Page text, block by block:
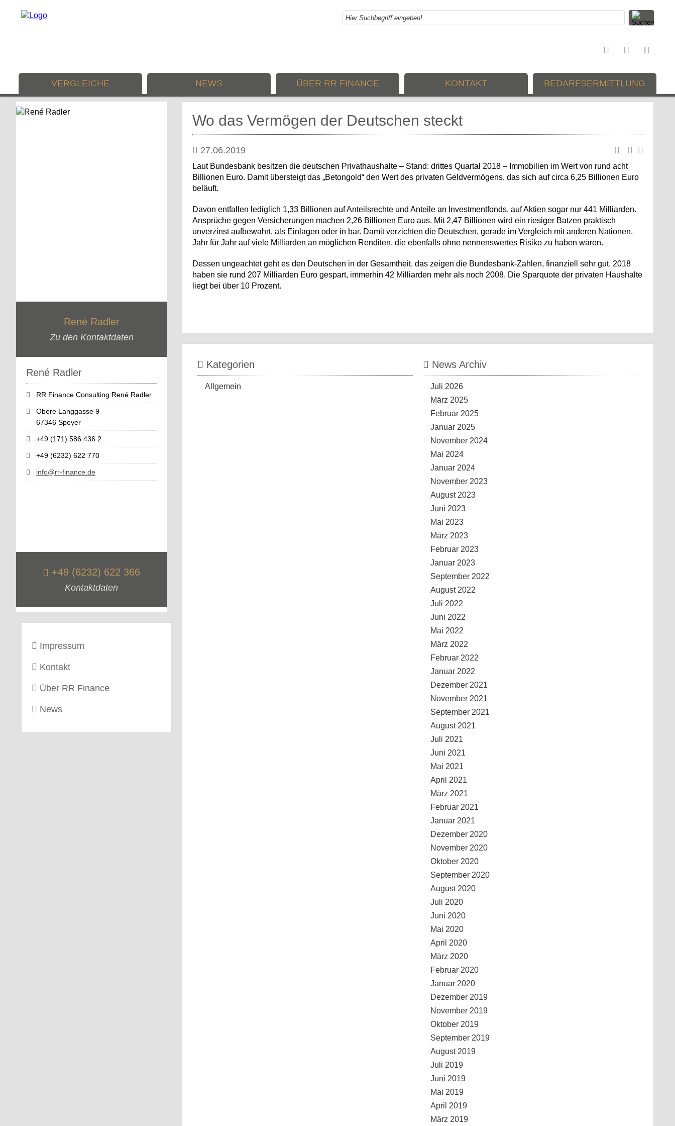
VERGLEICHE NEWS ÜBER RR FINANCE KONTAKT BEDARFSERMITTLUNG
René Radler
Zu den Kontaktdaten
René Radler
RR Finance Consulting René Radler
Obere Langgasse 9
67346 Speyer
+49 (171) 586 436 2
+49 (6232) 622 770
info@rr-finance.de
+49 (6232) 622 366
Kontaktdaten
Impressum
Kontakt
Über RR Finance
News
Wo das Vermögen der Deutschen steckt
27.06.2019
Laut Bundesbank besitzen die deutschen Privathaushalte – Stand: drittes Quartal 2018 – Immobilien im Wert von rund acht
Billionen Euro. Damit übersteigt das „Betongold“ den Wert des privaten Geldvermögens, das sich auf circa 6,25 Billionen Euro
beläuft.
Davon entfallen lediglich 1,33 Billionen auf Anteilsrechte und Anteile an Investmentfonds, auf Aktien sogar nur 441 Milliarden.
Ansprüche gegen Versicherungen machen 2,26 Billionen Euro aus. Mit 2,47 Billionen wird ein riesiger Batzen praktisch
unverzinst aufbewahrt, als Einlagen oder in bar. Damit verzichten die Deutschen, gerade im Vergleich mit anderen Nationen,
Jahr für Jahr auf viele Milliarden an möglichen Renditen, die ebenfalls ohne nennenswertes Risiko zu haben wären.
Dessen ungeachtet geht es den Deutschen in der Gesamtheit, das zeigen die Bundesbank-Zahlen, finanziell sehr gut. 2018
haben sie rund 207 Milliarden Euro gespart, immerhin 42 Milliarden mehr als noch 2008. Die Sparquote der privaten Haushalte
liegt bei über 10 Prozent.
Kategorien
Allgemein
News Archiv
Juli 2026
März 2025
Februar 2025
Januar 2025
November 2024
Mai 2024
Januar 2024
November 2023
August 2023
Juni 2023
Mai 2023
März 2023
Februar 2023
Januar 2023
September 2022
August 2022
Juli 2022
Juni 2022
Mai 2022
März 2022
Februar 2022
Januar 2022
Dezember 2021
November 2021
September 2021
August 2021
Juli 2021
Juni 2021
Mai 2021
April 2021
März 2021
Februar 2021
Januar 2021
Dezember 2020
November 2020
Oktober 2020
September 2020
August 2020
Juli 2020
Juni 2020
Mai 2020
April 2020
März 2020
Februar 2020
Januar 2020
Dezember 2019
November 2019
Oktober 2019
September 2019
August 2019
Juli 2019
Juni 2019
Mai 2019
April 2019
März 2019